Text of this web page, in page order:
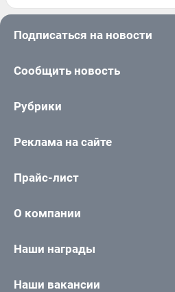
Подписаться на новости
Сообщить новость
Рубрики
Реклама на сайте
Прайс-лист
О компании
Наши награды
Наши вакансии